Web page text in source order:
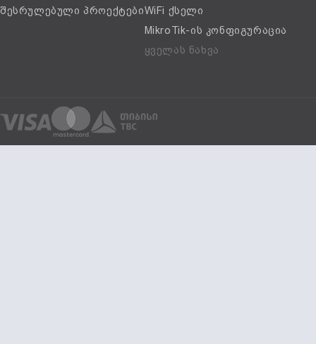
შესრულებული პროექტებიWiFi ქსელი
MikroTik-ის კონფიგურაცია
ყველას ნახვა